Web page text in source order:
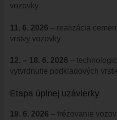
ŠKOLSTVO - ŠKOLY
ZARIADENIE PRE SENIOROV
ŠPECIALIZOVANÉ ZARIADENIE
HARMONOGRAM PODUJATÍ
ZDRUŽENIA A SPOLKY
KERAMICKÁ DIELŇA
vozovky
11. 6. 2026 – realizácia
vrstvy vozovky
12. – 18. 6. 2026 –
vytvrdnutie podkladových
Etapa úplnej uzávierky
19. 6. 2026 – frézovanie